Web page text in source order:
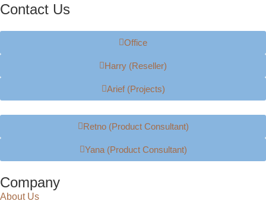
Contact Us
Office
Harry (Reseller)
Arief (Projects)
Retno (Product Consultant)
Yana (Product Consultant)
Company
About Us